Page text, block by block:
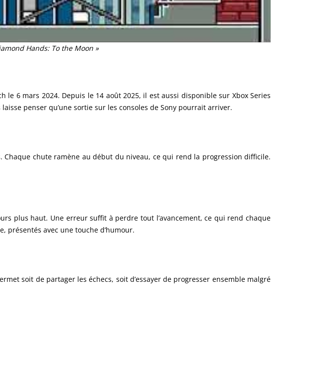
Hands: To the Moon »
6 mars 2024. Depuis le 14 août 2025, il est aussi disponible sur Xbox Series
penser qu’une sortie sur les consoles de Sony pourrait arriver.
chute ramène au début du niveau, ce qui rend la progression difficile.
plus haut. Une erreur suffit à perdre tout l’avancement, ce qui rend chaque
présentés avec une touche d’humour.
soit de partager les échecs, soit d’essayer de progresser ensemble malgré